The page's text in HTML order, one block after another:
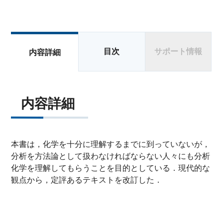
内容詳細 目次 サポート情報
内容詳細
本書は，化学を十分に理解するまでに到っていないが，
分析を方法論として扱わなければならない人々にも分析
化学を理解してもらうことを目的としている．現代的な
観点から，定評あるテキストを改訂した．